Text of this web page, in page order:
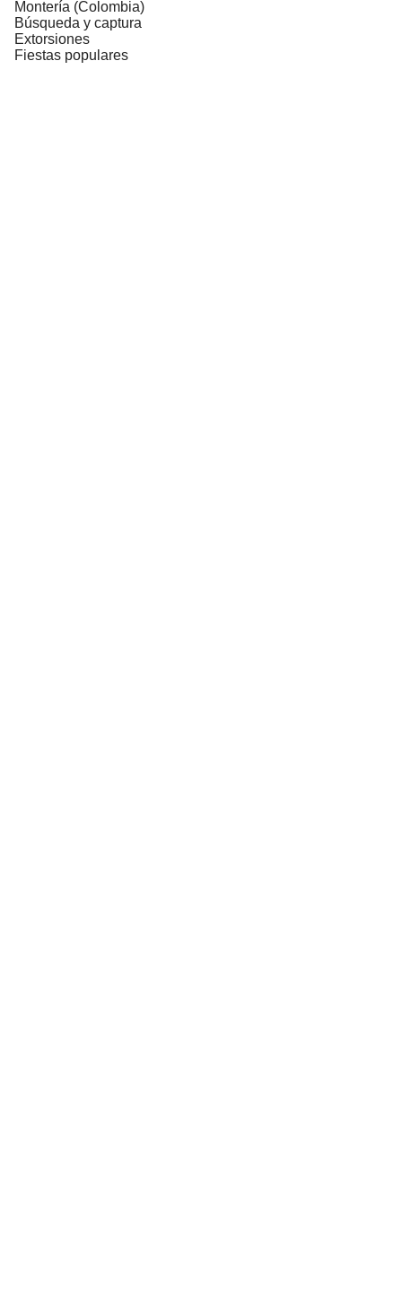
Montería (Colombia)
Búsqueda y captura
Extorsiones
Fiestas populares